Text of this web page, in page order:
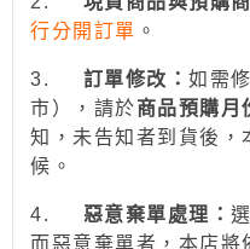
行分開訂單 。
3. 訂單修改： 如需
市），請於商品預購月
知，未告知者到貨後，
候。
4. 惡意棄單處理：
而惡意棄單者，本店將